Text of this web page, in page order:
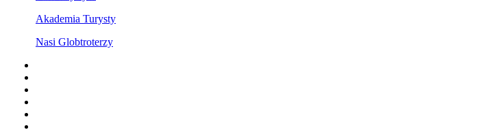
Akademia Turysty
Nasi Globtroterzy